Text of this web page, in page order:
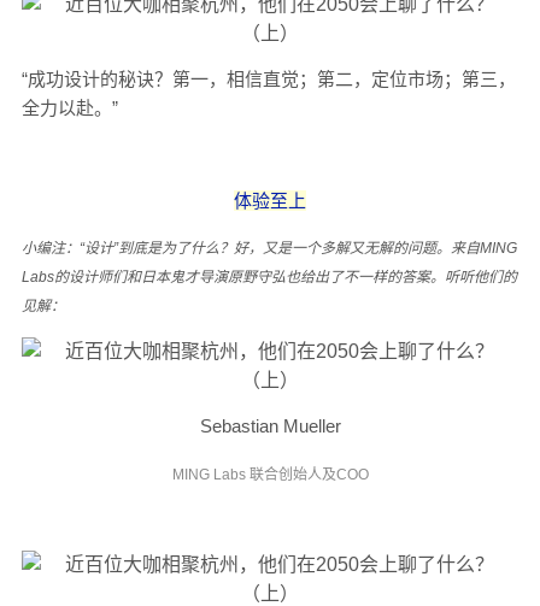
“成功设计的秘诀？第一，相信直觉；第二，定位市场；第三，
全力以赴。”
体验至上
小编注：“设计”到底是为了什么？好，又是一个多解又无解的问题。来自MING
Labs的设计师们和日本鬼才导演原野守弘也给出了不一样的答案。听听他们的
见解：
Sebastian Mueller
MING Labs 联合创始人及COO